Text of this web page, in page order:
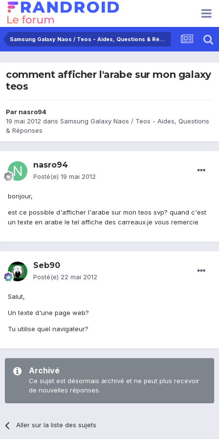
Samsung Galaxy Naos / Teos - Aides, Questions & Réponses
comment afficher l'arabe sur mon galaxy
teos
Par nasro94
19 mai 2012 dans Samsung Galaxy Naos / Teos - Aides, Questions
& Réponses
nasro94
Posté(e) 19 mai 2012
bonjour,
est ce possible d'afficher l'arabe sur mon teos svp? quand c'est
un texte en arabe le tel affiche des carreaux.je vous remercie
Seb90
Posté(e) 22 mai 2012
Salut,
Un texte d'une page web?
Tu utilise quel navigateur?
Archivé
Ce sujet est désormais archivé et ne peut plus recevoir
de nouvelles réponses.
Aller sur la liste des sujets